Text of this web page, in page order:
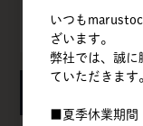
カートは空です
いつも
ざいます。
弊社では、誠に
ていただきます
■夏季休業期間